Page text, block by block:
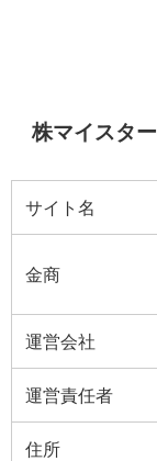
株マイスタ
サイト名
金商
運営会社
運営責任者
住所